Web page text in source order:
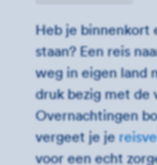
Heb je binnenkort
staan? Een reis
weg in eigen land
druk bezig met de
Overnachtingen
vergeet je je
voor een echt